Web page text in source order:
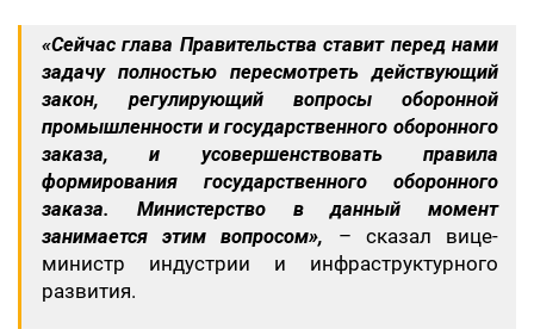
«Сейчас глава Правительства ставит перед нами
задачу полностью пересмотреть действующий
закон, регулирующий вопросы оборонной
промышленности и государственного оборонного
заказа, и усовершенствовать правила
формирования государственного оборонного
заказа. Министерство в данный момент
занимается этим вопросом», – сказал вице-
министр индустрии и инфраструктурного
развития.